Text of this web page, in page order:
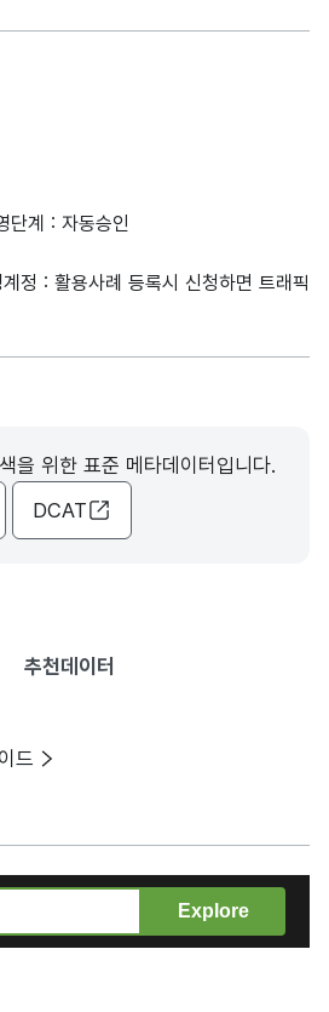
단계 : 자동승인
정 : 활용사례 등록시 신청하면 트래픽
을 위한 표준 메타데이터입니다.
DCAT
추천데이터
드
Explore